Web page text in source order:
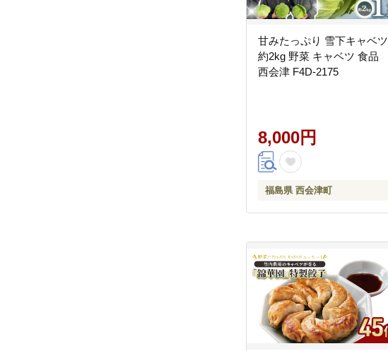
甘みたっぷり 雪下キャベツ
約2kg 野菜 キャベツ 食品
西会津 F4D-2175
8,000円
福島県 西会津町